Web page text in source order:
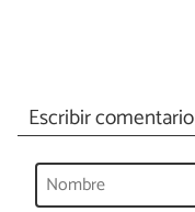
Escribir comentario